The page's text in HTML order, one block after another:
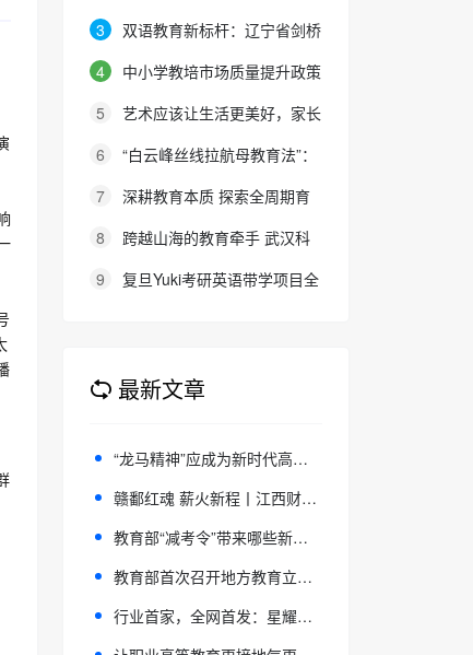
女在京参加高等职业学校招生考试
3
双语教育新标杆：辽宁省剑桥
英语考务中心与大连金普新区华美
范学校
4
中小学教培市场质量提升政策
建议
5
艺术应该让生活更美好，家长
的态度就是最好的审美教育！
6
“白云峰丝线拉航母教育法”：
撬动高中 教育教学方式变化的必
7
深耕教育本质 探索全周期育
人新路径
8
跨越山海的教育牵手 武汉科
大联合西班牙顶尖名校办学院，首
9
复旦Yuki考研英语带学项目全
最新文章
“龙马精神”应成为新时代高中校园 践行社会主义核心价值观的重要遵循
赣鄱红魂 薪火新程丨江西财大附中用一场红色思政汇演喜迎新年
教育部“减考令”带来哪些新变化
教育部首次召开地方教育立法工作推进会
行业首家，全网首发：星耀途《AI重塑教育智能体开发实战创业增长营》圆满收官